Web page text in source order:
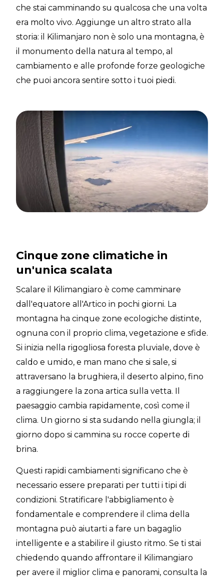
che stai camminando su qualcosa che una volta
era molto vivo. Aggiunge un altro strato alla
storia: il Kilimanjaro non è solo una montagna, è
il monumento della natura al tempo, al
cambiamento e alle profonde forze geologiche
che puoi ancora sentire sotto i tuoi piedi.
Cinque zone climatiche in
un'unica scalata
Scalare il Kilimangiaro è come camminare
dall'equatore all'Artico in pochi giorni. La
montagna ha cinque zone ecologiche distinte,
ognuna con il proprio clima, vegetazione e sfide.
Si inizia nella rigogliosa foresta pluviale, dove è
caldo e umido, e man mano che si sale, si
attraversano la brughiera, il deserto alpino, fino
a raggiungere la zona artica sulla vetta. Il
paesaggio cambia rapidamente, così come il
clima. Un giorno si sta sudando nella giungla; il
giorno dopo si cammina su rocce coperte di
brina.
Questi rapidi cambiamenti significano che è
necessario essere preparati per tutti i tipi di
condizioni. Stratificare l'abbigliamento è
fondamentale e comprendere il clima della
montagna può aiutarti a fare un bagaglio
intelligente e a stabilire il giusto ritmo. Se ti stai
chiedendo quando affrontare il Kilimangiaro
per avere il miglior clima e panorami, consulta la